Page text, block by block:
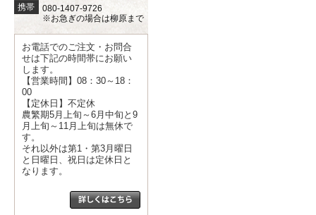
携帯
080-1407-9726
※お急ぎの場合は柳原まで
お電話でのご注文・お問合
せは下記の時間帯にお願い
します。
【営業時間】08：30～18：
00
【定休日】不定休
農繁期5月上旬～6月中旬と9
月上旬～11月上旬は無休で
す。
それ以外は第1・第3月曜日
と日曜日、祝日は定休日と
なります。